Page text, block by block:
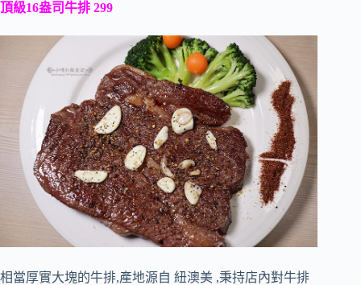
頂級16盎司牛排 299
相當厚實大塊的牛排,產地源自 紐澳美 ,秉持店內對牛排